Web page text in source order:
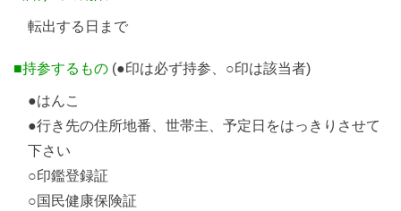
転出する日まで
■持参するもの (●印は必ず持参、○印は該当者)
●はんこ
●行き先の住所地番、世帯主、予定日をはっきりさせて
下さい
○印鑑登録証
○国民健康保険証